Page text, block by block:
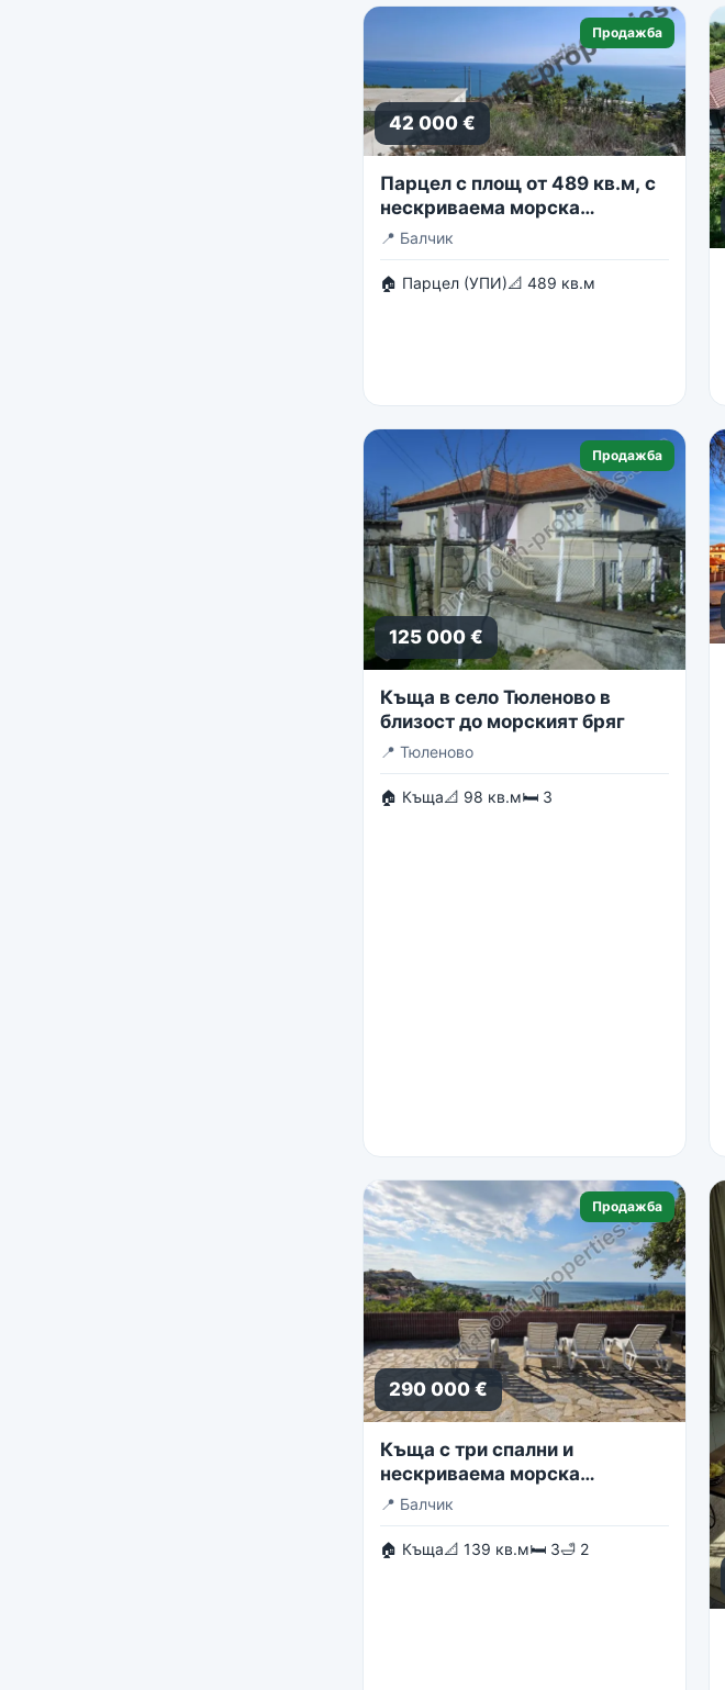
Продажба
42 000 €
Парцел с площ от 489 кв.м, с
нескриваема морска
панорама
📍 Балчик
🏠 Парцел (УПИ)📐 489 кв.м
Продажба
125 000 €
Къща в село Тюленово в
близост до морският бряг
📍 Тюленово
🏠 Къща📐 98 кв.м🛏 3
Продажба
290 000 €
Къща с три спални и
нескриваема морска
панорама
📍 Балчик
🏠 Къща📐 139 кв.м🛏 3🛁 2